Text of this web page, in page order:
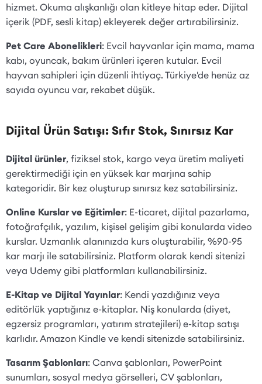
hizmet. Okuma alışkanlığı olan kitleye hitap eder. Dijital
içerik (PDF, sesli kitap) ekleyerek değer artırabilirsiniz.
Pet Care Abonelikleri: Evcil hayvanlar için mama, mama
kabı, oyuncak, bakım ürünleri içeren kutular. Evcil
hayvan sahipleri için düzenli ihtiyaç. Türkiye'de henüz az
sayıda oyuncu var, rekabet düşük.
Dijital Ürün Satışı: Sıfır Stok, Sınırsız Kar
Dijital ürünler, fiziksel stok, kargo veya üretim maliyeti
gerektirmediği için en yüksek kar marjına sahip
kategoridir. Bir kez oluşturup sınırsız kez satabilirsiniz.
Online Kurslar ve Eğitimler: E-ticaret, dijital pazarlama,
fotoğrafçılık, yazılım, kişisel gelişim gibi konularda video
kurslar. Uzmanlık alanınızda kurs oluşturabilir, %90-95
kar marjı ile satabilirsiniz. Platform olarak kendi sitenizi
veya Udemy gibi platformları kullanabilirsiniz.
E-Kitap ve Dijital Yayınlar: Kendi yazdığınız veya
editörlük yaptığınız e-kitaplar. Niş konularda (diyet,
egzersiz programları, yatırım stratejileri) e-kitap satışı
karlıdır. Amazon Kindle ve kendi sitenizde satabilirsiniz.
Tasarım Şablonları: Canva şablonları, PowerPoint
sunumları, sosyal medya görselleri, CV şablonları,